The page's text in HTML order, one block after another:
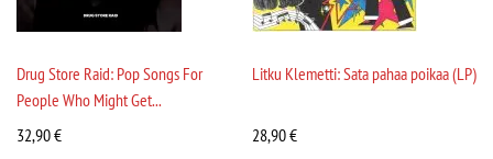
Drug Store Raid: Pop Songs For
People Who Might Get...
32,90€
Litku Klemetti: Sata pahaa poikaa (LP)
28,90€